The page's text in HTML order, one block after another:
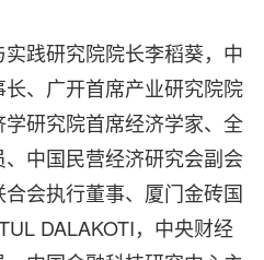
践研究院院长李稻葵，中
、广开首席产业研究院院
研究院首席经济学家、全
中国民营经济研究会副会
会执行董事、厦门金砖国
DALAKOTI，中央财经